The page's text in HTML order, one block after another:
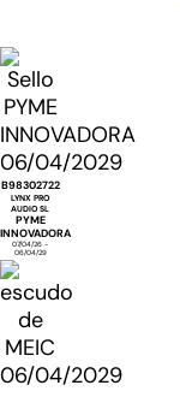
B98302722
LYNX PRO
AUDIO SL
PYME
INNOVADORA
07/04/26 -
06/04/29